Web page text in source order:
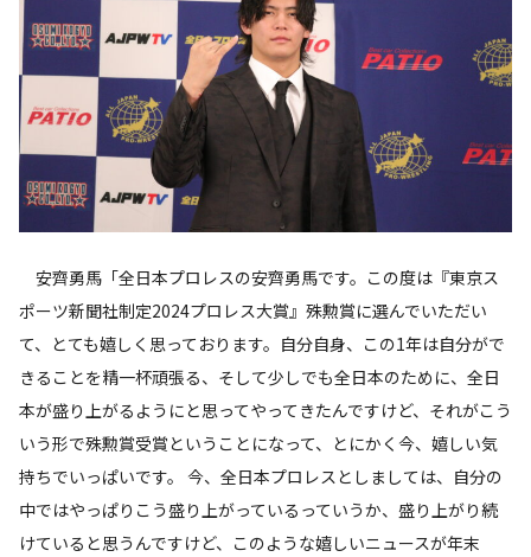
安齊勇馬「全日本プロレスの安齊勇馬です。この度は『東京ス
ポーツ新聞社制定2024プロレス大賞』殊勲賞に選んでいただい
て、とても嬉しく思っております。自分自身、この1年は自分がで
きることを精一杯頑張る、そして少しでも全日本のために、全日
本が盛り上がるようにと思ってやってきたんですけど、それがこう
いう形で殊勲賞受賞ということになって、とにかく今、嬉しい気
持ちでいっぱいです。 今、全日本プロレスとしましては、自分の
中ではやっぱりこう盛り上がっているっていうか、盛り上がり続
けていると思うんですけど、このような嬉しいニュースが年末